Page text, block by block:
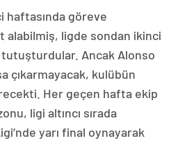
haftasında göreve
alabilmiş, ligde sondan ikinci
tutuşturdular. Ancak Alonso
çıkarmayacak, kulübün
Her geçen hafta ekip
ligi altıncı sırada
yarı final oynayarak